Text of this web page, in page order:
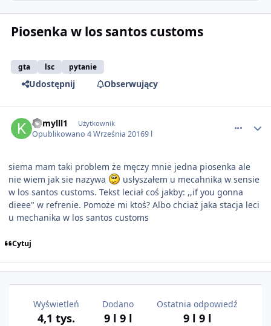
Piosenka w los santos customs
gta lsc pytanie
Udostępnij Obserwujący
kamylll1 Użytkownik
Opublikowano4 Września 20169 l
siema mam taki problem że męczy mnie jedna piosenka ale
nie wiem jak sie nazywa
usłyszałem u mecahnika w sensie
w los santos customs. Tekst leciał coś jakby: ,,if you gonna
dieee" w refrenie. Pomoże mi ktoś? Albo chciaż jaka stacja leci
u mechanika w los santos customs
Cytuj
Wyświetleń
4,1 tys.
Dodano
9 l 9 l
Ostatnia odpowiedź
9 l 9 l